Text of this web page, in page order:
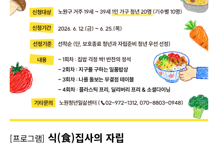
[프로그램] 식(食)집사의 자립